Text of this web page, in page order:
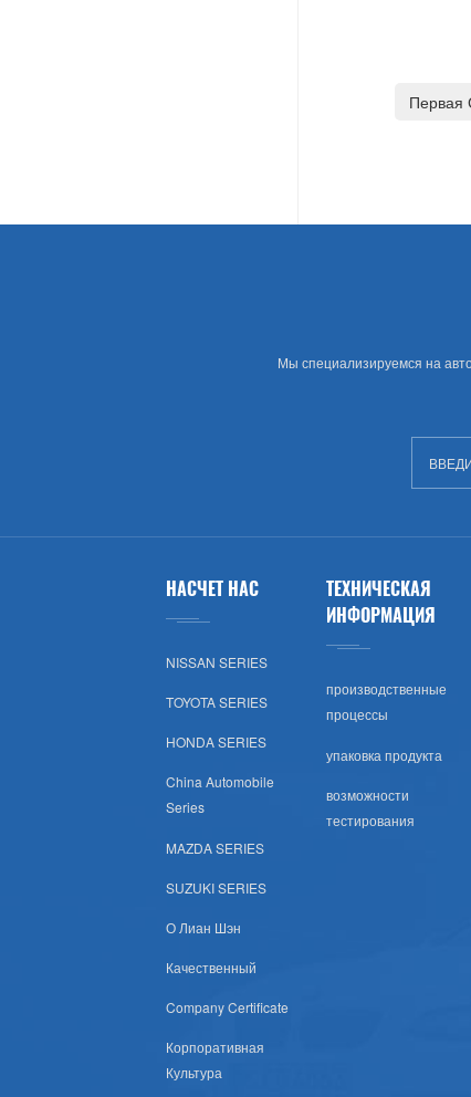
Первая
Мы специализируемся на
НАСЧЕТ НАС
NISSAN SERIES
TOYOTA SERIES
HONDA SERIES
China Automobile
Series
MAZDA SERIES
SUZUKI SERIES
О Лиан Шэн
Качественный
Company Certificate
Корпоративная
Культура
ТЕХНИЧЕСКАЯ
ИНФОРМАЦИЯ
производственные
процессы
упаковка продукта
возможности
тестирования